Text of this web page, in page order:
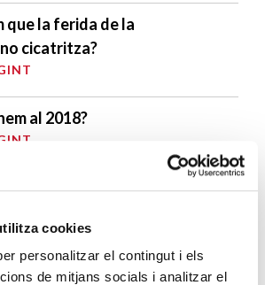
cookies
personalitzar el contingut i els
de mitjans socials i analitzar el
que la ferida de la
cicatritza?
al 2018?
a les perifèries